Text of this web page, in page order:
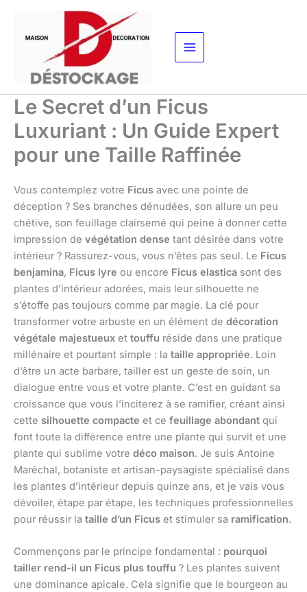
contenu
Le Secret d’un Ficus
Luxuriant : Un Guide Expert
pour une Taille Raffinée
Vous contemplez votre Ficus avec une pointe de
déception ? Ses branches dénudées, son allure un peu
chétive, son feuillage clairsemé qui peine à donner cette
impression de végétation dense tant désirée dans votre
intérieur ? Rassurez-vous, vous n’êtes pas seul. Le Ficus
benjamina, Ficus lyre ou encore Ficus elastica sont des
plantes d’intérieur adorées, mais leur silhouette ne
s’étoffe pas toujours comme par magie. La clé pour
transformer votre arbuste en un élément de décoration
végétale majestueux et touffu réside dans une pratique
millénaire et pourtant simple : la taille appropriée. Loin
d’être un acte barbare, tailler est un geste de soin, un
dialogue entre vous et votre plante. C’est en guidant sa
croissance que vous l’inciterez à se ramifier, créant ainsi
cette silhouette compacte et ce feuillage abondant qui
font toute la différence entre une plante qui survit et une
plante qui sublime votre déco maison. Je suis Antoine
Maréchal, botaniste et artisan-paysagiste spécialisé dans
les plantes d’intérieur depuis quinze ans, et je vais vous
dévoiler, étape par étape, les techniques professionnelles
pour réussir la taille d’un Ficus et stimuler sa ramification.
Commençons par le principe fondamental : pourquoi
tailler rend-il un Ficus plus touffu ? Les plantes suivent
une dominance apicale. Cela signifie que le bourgeon au